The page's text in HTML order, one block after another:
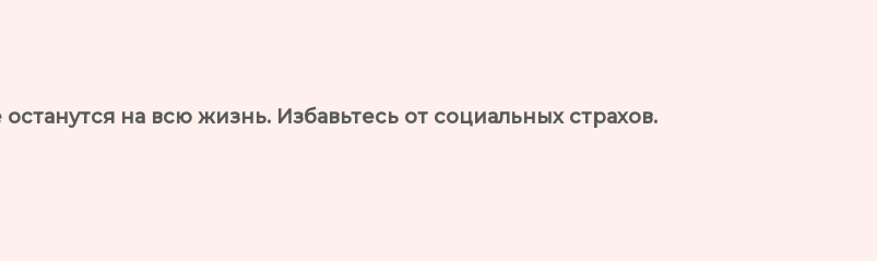
на всю жизнь. Избавьтесь от социальных страхов.